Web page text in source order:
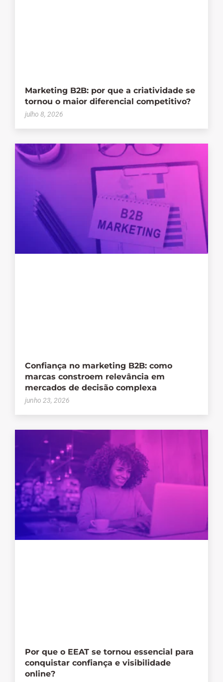
Marketing B2B: por que a criatividade se
tornou o maior diferencial competitivo?
julho 8, 2026
Confiança no marketing B2B: como
marcas constroem relevância em
mercados de decisão complexa
junho 23, 2026
Por que o EEAT se tornou essencial para
conquistar confiança e visibilidade
online?